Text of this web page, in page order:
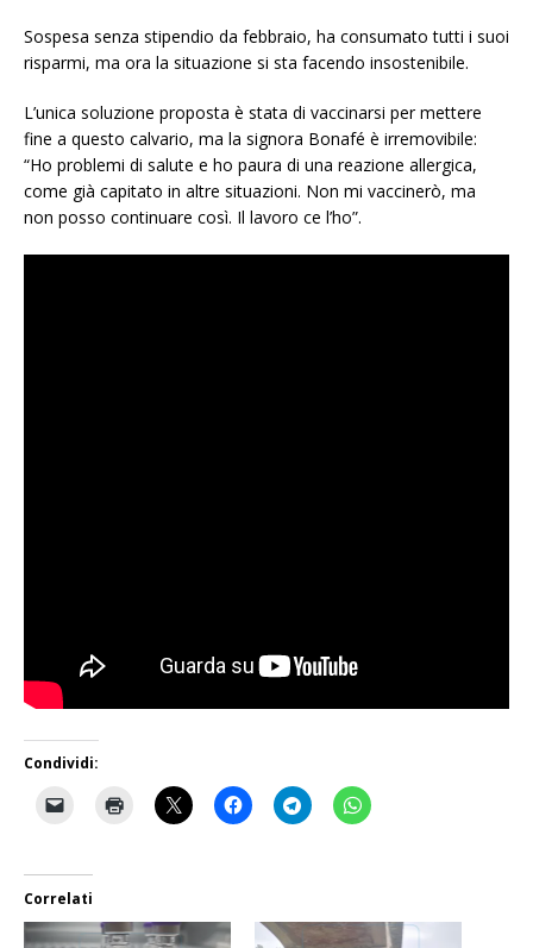
Sospesa senza stipendio da febbraio, ha consumato tutti i suoi
risparmi, ma ora la situazione si sta facendo insostenibile.
L’unica soluzione proposta è stata di vaccinarsi per mettere
fine a questo calvario, ma la signora Bonafé è irremovibile:
“Ho problemi di salute e ho paura di una reazione allergica,
come già capitato in altre situazioni. Non mi vaccinerò, ma
non posso continuare così. Il lavoro ce l’ho”.
Condividi:
Correlati